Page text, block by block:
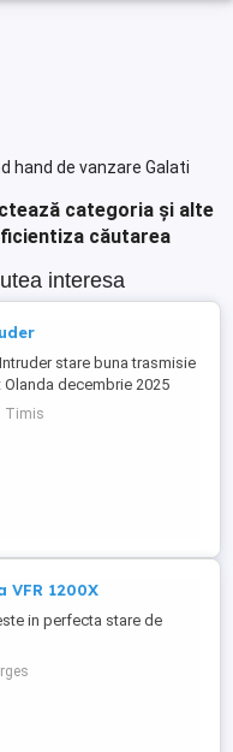
hand de vanzare Galati
categoria și alte
căutarea
interesa
stare buna trasmisie
decembrie 2025
IN FEBRUARIE Nu raspund
cu ATV plus sau minus
Timis
VFR 1200X
in perfecta stare de